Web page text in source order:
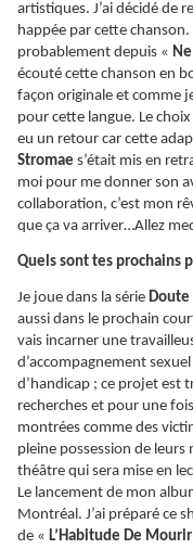
artistiques. J’ai décidé de
happée par cette chanson.
probablement depuis «
écouté cette chanson en
façon originale et comme
pour cette langue. Le
eu un retour car cette
Stromae s’était mis en
moi pour me donner son
collaboration, c’est mon
que ça va arriver…Allez
Quels sont tes prochains
Je joue dans la série Doute
aussi dans le prochain
vais incarner une
d’accompagnement
d’handicap ; ce projet est
recherches et pour une
montrées comme des
pleine possession de leurs
théâtre qui sera mise en
Le lancement de mon
Montréal. J’ai préparé ce
de « L’Habitude De Mourir